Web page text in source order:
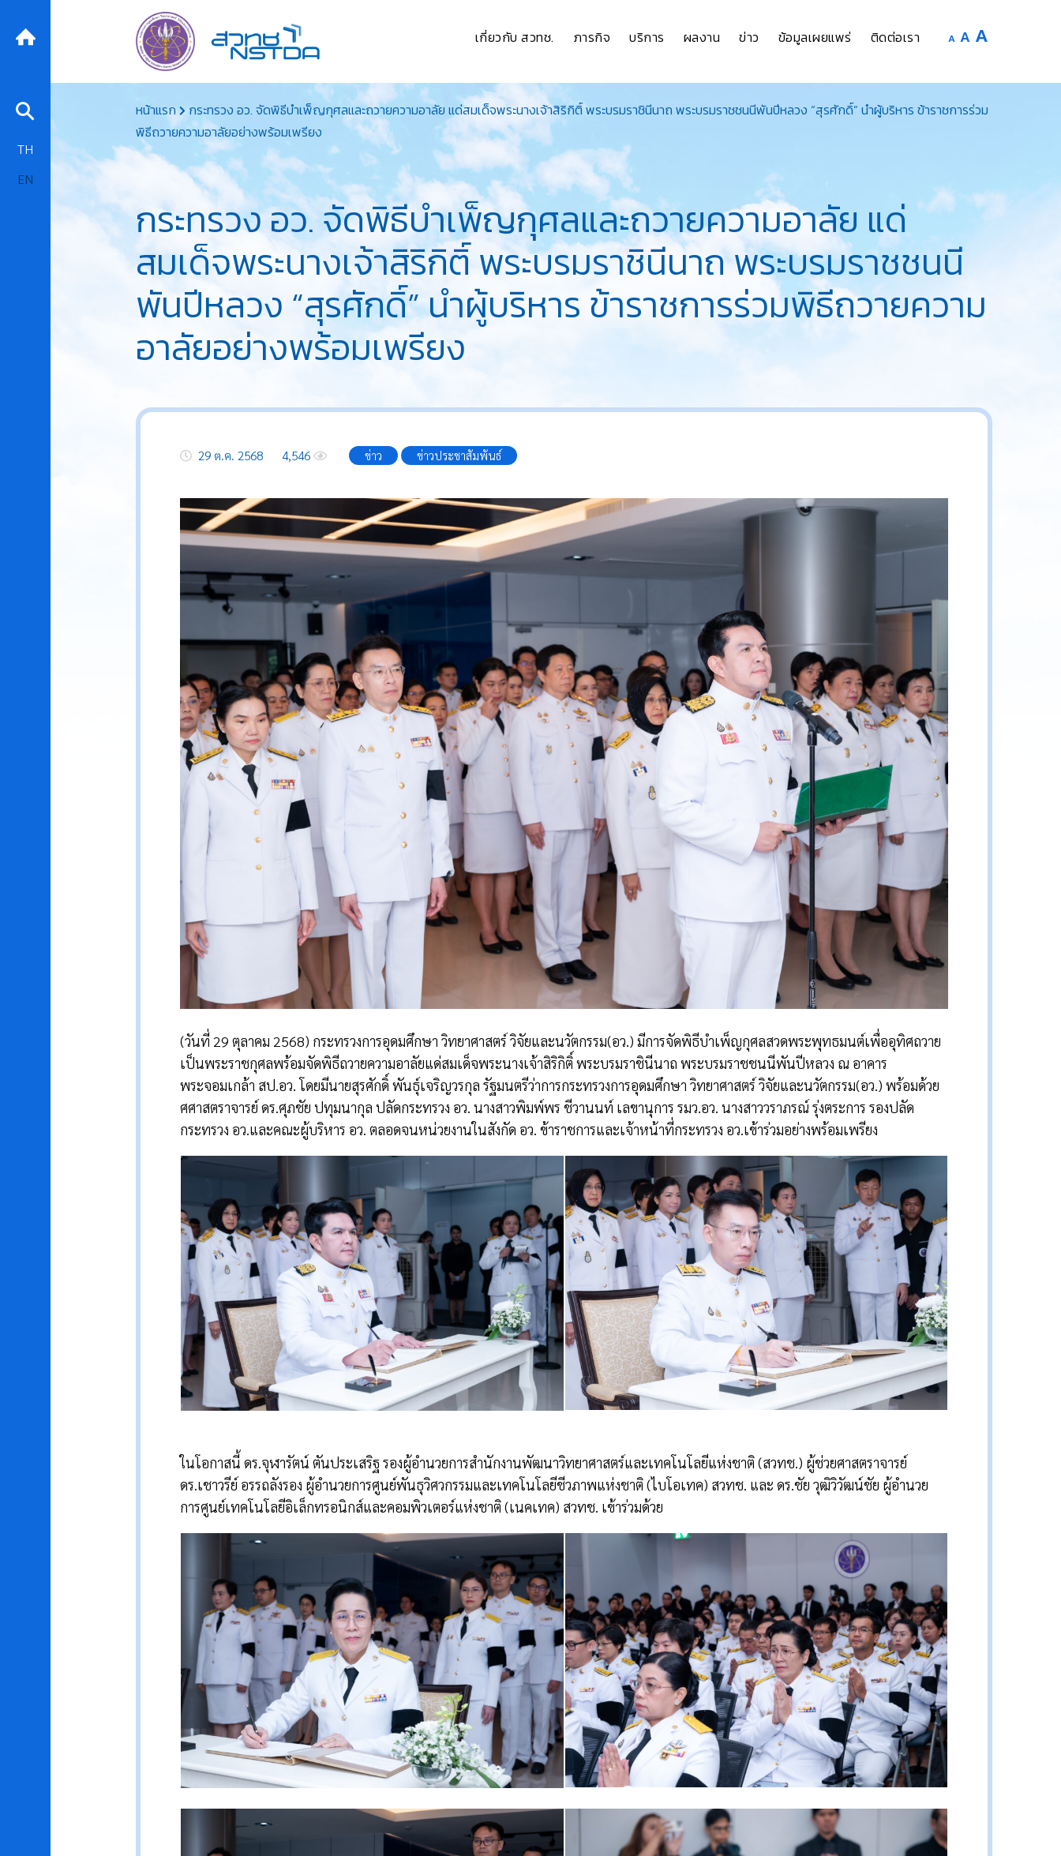
to
content
เกี่ยวกับ สวทช. ภารกิจ บริการ ผลงาน ข่าว ข้อมูลเผยแพร่ ติดต่อเรา A Decrease
A Reset
size.
A
size.
หน้าแรก
กระทรวง อว. จัดพิธีบำเพ็ญกุศลและถวายความอาลัย แด่สมเด็จพระนางเจ้าสิริกิติ์ พระบรมราชินีนาถ พระบรมราชชนนีพันปีหลวง “สุรศักดิ์” นำผู้บริหาร ข้าราชการร่วม
พิธีถวายความอาลัยอย่างพร้อมเพรียง
กระทรวง อว. จัดพิธีบำเพ็ญกุศลและถวายความอาลัย แด่
สมเด็จพระนางเจ้าสิริกิติ์ พระบรมราชินีนาถ พระบรมราชชนนี
พันปีหลวง “สุรศักดิ์” นำผู้บริหาร ข้าราชการร่วมพิธีถวายความ
อาลัยอย่างพร้อมเพรียง
29 ต.ค. 2568 4,546 ข่าว ข่าวประชาสัมพันธ์
(วันที่ 29 ตุลาคม 2568) กระทรวงการอุดมศึกษา วิทยาศาสตร์ วิจัยและนวัตกรรม(อว.) มีการจัดพิธีบำเพ็ญกุศลสวดพระพุทธมนต์เพื่ออุทิศถวาย
เป็นพระราชกุศลพร้อมจัดพิธีถวายความอาลัยแด่สมเด็จพระนางเจ้าสิริกิติ์ พระบรมราชินีนาถ พระบรมราชชนนีพันปีหลวง ณ อาคาร
พระจอมเกล้า สป.อว. โดยมีนายสุรศักดิ์ พันธุ์เจริญวรกุล รัฐมนตรีว่าการกระทรวงการอุดมศึกษา วิทยาศาสตร์ วิจัยและนวัตกรรม(อว.) พร้อมด้วย
ศศาสตราจารย์ ดร.ศุภชัย ปทุมนากุล ปลัดกระทรวง อว. นางสาวพิมพ์พร ชีวานนท์ เลขานุการ รมว.อว. นางสาววราภรณ์ รุ่งตระการ รองปลัด
กระทรวง อว.และคณะผู้บริหาร อว. ตลอดจนหน่วยงานในสังกัด อว. ข้าราชการและเจ้าหน้าที่กระทรวง อว.เข้าร่วมอย่างพร้อมเพรียง
ในโอกาสนี้ ดร.จุฬารัตน์ ตันประเสริฐ รองผู้อำนวยการสำนักงานพัฒนาวิทยาศาสตร์และเทคโนโลยีแห่งชาติ (สวทช.) ผู้ช่วยศาสตราจารย์
ดร.เชาวรีย์ อรรถลังรอง ผู้อำนวยการศูนย์พันธุวิศวกรรมและเทคโนโลยีชีวภาพแห่งชาติ (ไบโอเทค) สวทช. และ ดร.ชัย วุฒิวิวัฒน์ชัย ผู้อำนวย
การศูนย์เทคโนโลยีอิเล็กทรอนิกส์และคอมพิวเตอร์แห่งชาติ (เนคเทค) สวทช. เข้าร่วมด้วย
TH
EN